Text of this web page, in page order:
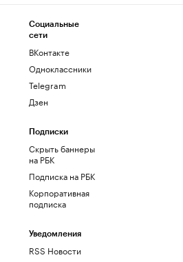
Социальные
сети
ВКонтакте
Одноклассники
Telegram
Дзен
Подписки
Скрыть баннеры
на РБК
Подписка на РБК
Корпоративная
подписка
Уведомления
RSS Новости